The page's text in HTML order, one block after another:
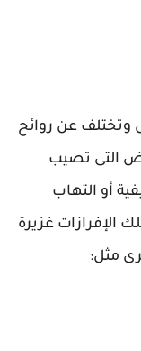
وتختلف عن روائح
التى تصيب
أو التهاب
الإفرازات غزيرة
مثل: